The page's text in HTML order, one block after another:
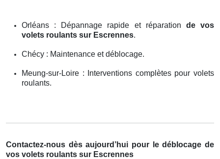
Orléans : Dépannage rapide et réparation de vos
volets roulants sur Escrennes.
Chécy : Maintenance et déblocage.
Meung-sur-Loire : Interventions complètes pour volets
roulants.
Contactez-nous dès aujourd’hui pour le déblocage de
vos volets roulants sur Escrennes